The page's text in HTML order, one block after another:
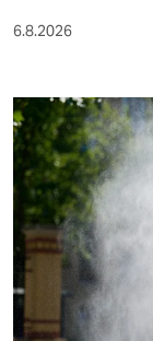
6.8.2026